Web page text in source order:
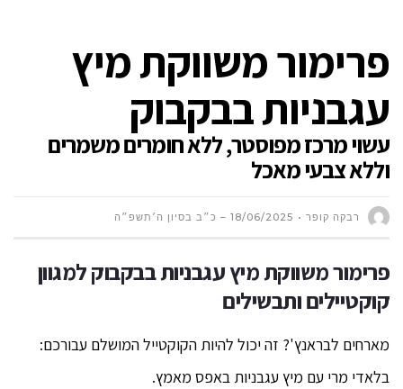
פרימור משווקת מיץ
עגבניות בבקבוק
עשוי מרכז מפוסטר, ללא חומרים משמרים
וללא צבעי מאכל
רבקה קופר 18/06/2025 – כ״ב בסיון ה׳תשפ״ה
פרימור משווקת מיץ עגבניות בבקבוק למגוון
קוקטיילים ותבשילים
מארחים לבראנץ'? זה יכול להיות הקוקטייל המושלם עבורכם:
בלאדי מרי עם מיץ עגבניות באפס מאמץ.